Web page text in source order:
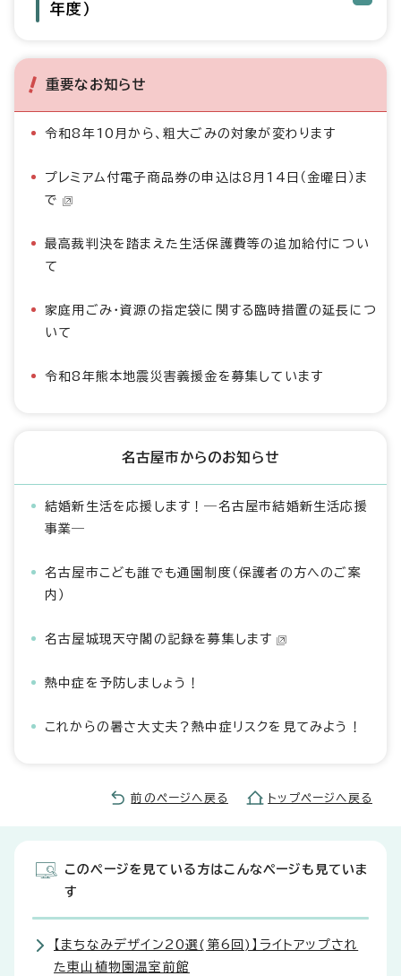
年度）
重要なお知らせ
令和8年10月から、粗大ごみの対象が変わります
プレミアム付電子商品券の申込は8月14日（金曜日）ま
で
最高裁判決を踏まえた生活保護費等の追加給付につい
て
家庭用ごみ・資源の指定袋に関する臨時措置の延長につ
いて
令和8年熊本地震災害義援金を募集しています
名古屋市からのお知らせ
結婚新生活を応援します！―名古屋市結婚新生活応援
事業―
名古屋市こども誰でも通園制度（保護者の方へのご案
内）
名古屋城現天守閣の記録を募集します
熱中症を予防しましょう！
これからの暑さ大丈夫？熱中症リスクを見てみよう！
前のページへ戻る トップページへ戻る
このページを見ている方はこんなページも見ていま
す
【まちなみデザイン20選(第6回)】ライトアップされ
た東山植物園温室前館